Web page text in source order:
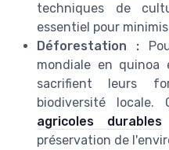
techniques de
essentiel pour
Déforestation :
mondiale en
sacrifient leurs
biodiversité locale.
agricoles durables
préservation de